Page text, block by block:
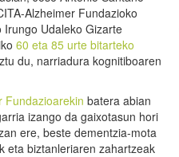
Alzheimer Fundazioko
Udaleko Gizarte
60 eta 85 urte bitarteko
du, narriadura kognitiboaren
Fundazioarekin batera abian
izango da gaixotasun hori
ere, beste dementzia-mota
eta biztanleriaren zahartzeak